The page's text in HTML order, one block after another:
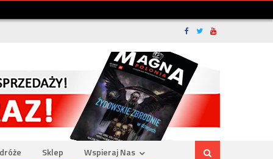
Sklep Wspieraj Nas